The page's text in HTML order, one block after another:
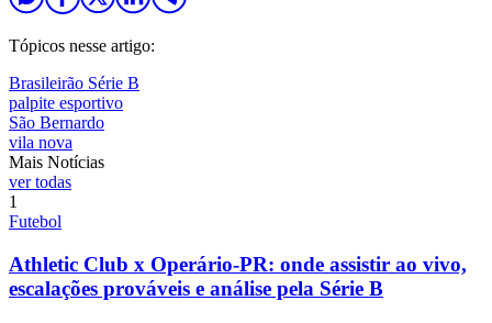
Tópicos nesse artigo:
Brasileirão Série B
palpite esportivo
São Bernardo
vila nova
Mais Notícias
ver todas
1
Futebol
Athletic Club x Operário-PR: onde assistir ao vivo,
escalações prováveis e análise pela Série B